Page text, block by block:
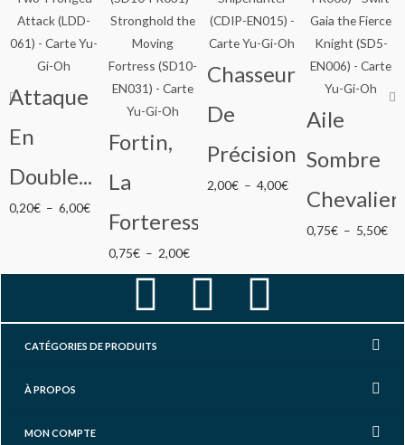
Attaque
En
Double...
0,20€ – 6,00€Plage
prix :
0,20€
6,00€
Fortin,
La
Forteresse...
0,75€ – 2,00€Plage
de
0,75€
Chasseur
De
Précision
2,00€ – 4,00€Plage
prix :
à
Aile
Sombre
0,75€ – 5,50€
à
F
a
I
Y
CATÉGORIES DE PRODUITS
À PROPOS
MON COMPTE